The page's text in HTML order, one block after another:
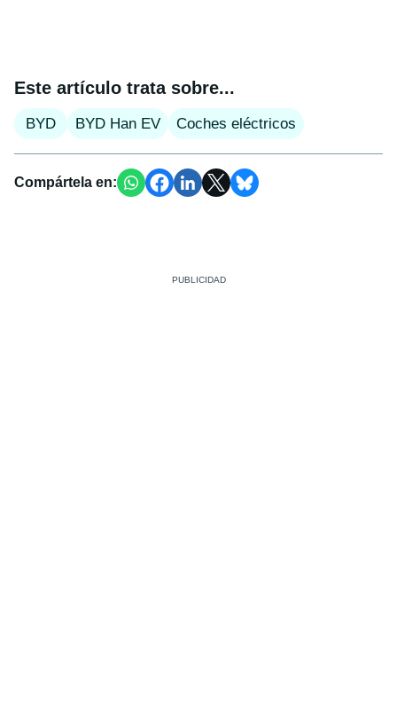
Este artículo trata sobre...
BYD BYD Han EV Coches eléctricos
Compártela en: